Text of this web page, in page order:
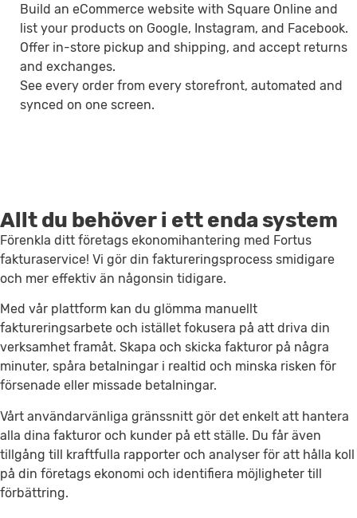
Build an eCommerce website with Square Online and
list your products on Google, Instagram, and Facebook.
Offer in-store pickup and shipping, and accept returns
and exchanges.
See every order from every storefront, automated and
synced on one screen.
Allt du behöver i ett enda system
Förenkla ditt företags ekonomihantering med Fortus
fakturaservice! Vi gör din faktureringsprocess smidigare
och mer effektiv än någonsin tidigare.
Med vår plattform kan du glömma manuellt
faktureringsarbete och istället fokusera på att driva din
verksamhet framåt. Skapa och skicka fakturor på några
minuter, spåra betalningar i realtid och minska risken för
försenade eller missade betalningar.
Vårt användarvänliga gränssnitt gör det enkelt att hantera
alla dina fakturor och kunder på ett ställe. Du får även
tillgång till kraftfulla rapporter och analyser för att hålla koll
på din företags ekonomi och identifiera möjligheter till
förbättring.